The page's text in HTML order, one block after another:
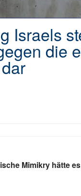
Israels
die
Mimikry hätte